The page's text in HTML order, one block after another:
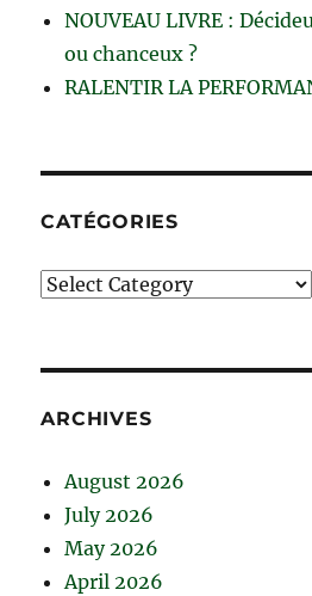
NOUVEAU LIVRE :
ou chanceux ?
RALENTIR LA
CATÉGORIES
Catégories
ARCHIVES
August 2026
July 2026
May 2026
April 2026